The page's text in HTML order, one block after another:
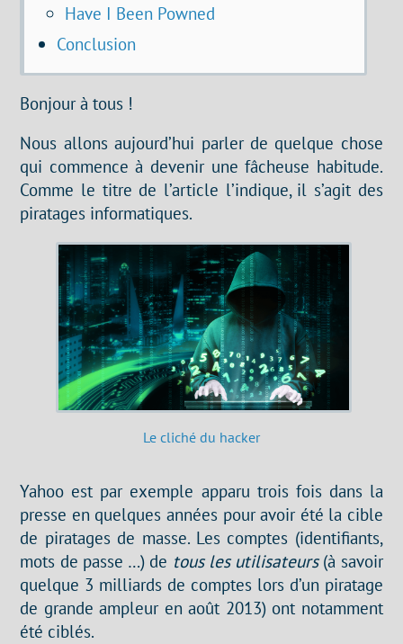
Have I Been Powned
Conclusion
Bonjour à tous !
Nous allons aujourd’hui parler de quelque chose
qui commence à devenir une fâcheuse habitude.
Comme le titre de l’article l’indique, il s’agit des
piratages informatiques.
Le cliché du hacker
Yahoo est par exemple apparu trois fois dans la
presse en quelques années pour avoir été la cible
de piratages de masse. Les comptes (identifiants,
mots de passe …) de tous les utilisateurs(à savoir
quelque 3 milliards de comptes lors d’un piratage
de grande ampleur en août 2013) ont notamment
été ciblés.